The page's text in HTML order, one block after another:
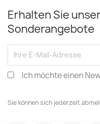
Erhalten Sie
Sonderangebote
Ich möchte einen
Sie können sich jederzeit